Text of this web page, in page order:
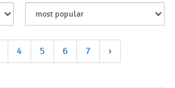
4 5 6 7 ›